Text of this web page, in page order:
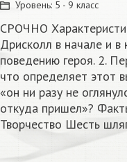
Уровень: 5 - 9 класс
СРОЧНО
Дрисколл в начале и в
поведению героя. 2.
что определяет этот
«он ни разу не
откуда пришел»?
Творчество Шесть